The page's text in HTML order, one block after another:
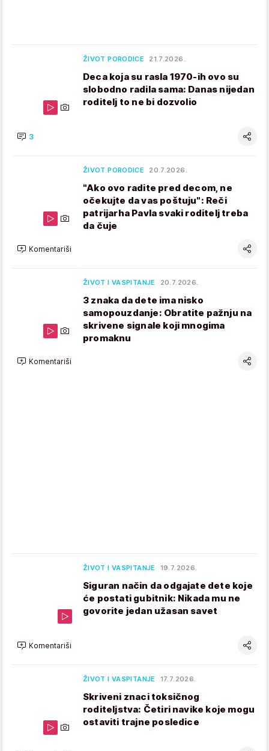
ŽIVOT PORODICE 21.7.2026.
Deca koja su rasla 1970-ih ovo su
slobodno radila sama: Danas nijedan
roditelj to ne bi dozvolio
3
ŽIVOT PORODICE 20.7.2026.
"Ako ovo radite pred decom, ne
očekujte da vas poštuju": Reči
patrijarha Pavla svaki roditelj treba
da čuje
Komentariši
ŽIVOT I VASPITANJE 20.7.2026.
3 znaka da dete ima nisko
samopouzdanje: Obratite pažnju na
skrivene signale koji mnogima
promaknu
Komentariši
ŽIVOT I VASPITANJE 19.7.2026.
Siguran način da odgajate dete koje
će postati gubitnik: Nikada mu ne
govorite jedan užasan savet
Komentariši
ŽIVOT I VASPITANJE 17.7.2026.
Skriveni znaci toksičnog
roditeljstva: Četiri navike koje mogu
ostaviti trajne posledice